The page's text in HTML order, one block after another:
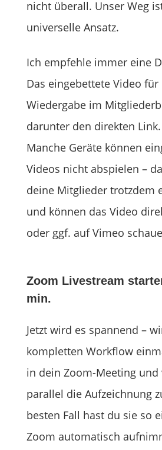
nicht überall. Unser Weg
universelle Ansatz.
Ich empfehle immer eine
Das eingebettete Video
Wiedergabe im
darunter den direkten
Manche Geräte können
Videos nicht abspielen –
deine Mitglieder trotzdem
und können das Video
oder ggf. auf Vimeo
Zoom Livestream
min.
Jetzt wird es spannend –
kompletten Workflow
in dein Zoom-Meeting und
parallel die Aufzeichnung
besten Fall hast du sie so
Zoom automatisch